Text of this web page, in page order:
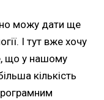
можу дати ще
І тут вже хочу
що у нашому
кількість